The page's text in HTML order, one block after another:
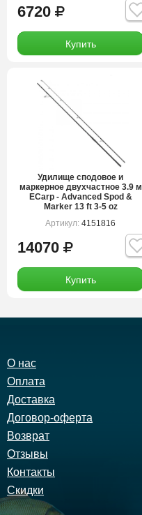
6720
Купить
Удилище сподовое и
маркерное двухчастное 3.9 м
ECarp - Advanced Spod &
Marker 13 ft 3-5 oz
Артикул: 4151816
14070
Купить
О нас
Оплата
Доставка
Договор-оферта
Возврат
Отзывы
Контакты
Скидки